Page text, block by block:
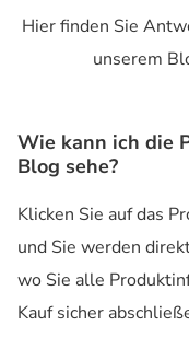
Hier finden Sie
unserem
Wie kann ich die
Blog sehe?
Klicken Sie auf das
und Sie werden
wo Sie alle
Kauf sicher